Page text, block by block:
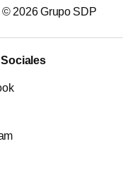
©2026Grupo SDP
Sociales